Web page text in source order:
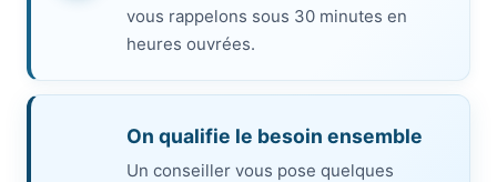
vous rappelons sous 30 minutes en
heures ouvrées.
On qualifie le besoin ensemble
Un conseiller vous pose quelques